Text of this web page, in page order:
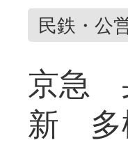
民鉄・公
京急
新 多